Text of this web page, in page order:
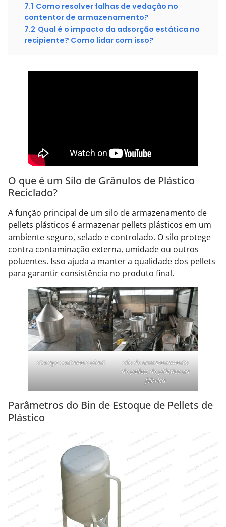
7.1 Como resolver falhas de vedação no
contentor de armazenamento?
7.2 Qual é o impacto da adsorção estática no
recipiente? Como lidar com isso?
O que é um Silo de Grânulos de Plástico
Reciclado?
A função principal de um silo de armazenamento de
pellets plásticos é armazenar pellets plásticos em um
ambiente seguro, selado e controlado. O silo protege
contra contaminação externa, umidade ou outros
poluentes. Isso ajuda a manter a qualidade dos pellets
para garantir consistência no produto final.
storage containers plant
silo de armazenamento
de pellets de plástico na
fábrica
Parâmetros do Bin de Estoque de Pellets de
Plástico